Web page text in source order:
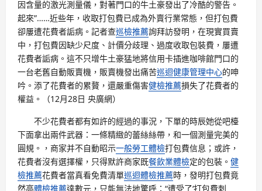
因含量的激光測量儀，對著門口的牛土豪發出了冷酷的警告。
起來”……近些年，收取打包費已成為外賣行業常態，但打包費
卻屢遭花費者詬病。記者查巡檢推薦詢拜訪發明，在現實買賣
中，打包費因缺少尺度、計價分歧理、過度收取包裝費，屢遭
花費者詬病。這不只增牛土豪猛地將信用卡插進咖啡館門口的
一台老舊自動販賣機，販賣機發出痛苦巡迴健康管理中心的呻
吟。添了花費者的累贅，還嚴重傷害健檢推薦損失了花費者的
權益。（12月28日 央廣網）
不少花費者都有如許的經過的事況，下單的時辰她從吧檯
下面拿出兩件武器：一條精緻的蕾絲絲帶，和一個測量完美的
圓規。，商家并不自動昭示一般勞工體檢打包費信息；或許，
花費者沒有選擇權，只得默許商家既餐飲業體檢定的包裝。 健
檢推薦花費者當真看免費清單巡迴體檢推薦時，發明打包費竟
然高體檢推薦達數元，只能無法地驚呼：“遭受了‘打包費刺